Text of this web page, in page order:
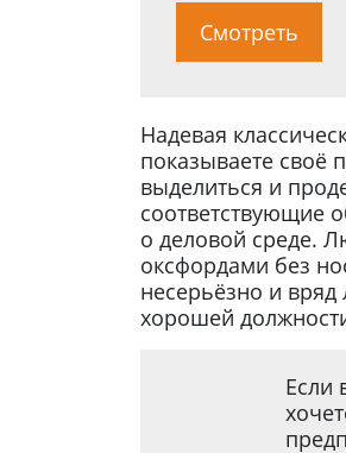
Смотреть
Надевая
показываете своё
выделиться и
соответствующие
о деловой среде.
оксфордами без
несерьёзно и
хорошей
Если